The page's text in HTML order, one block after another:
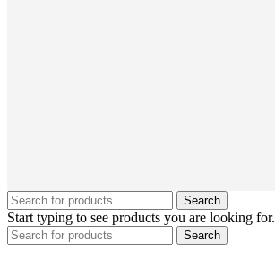
Search
Start typing to see products you are looking for.
Search